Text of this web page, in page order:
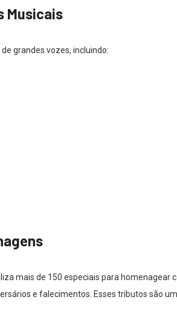
Musicais
grandes vozes, incluindo:
mais de 150 especiais para homenagear
e falecimentos. Esses tributos são